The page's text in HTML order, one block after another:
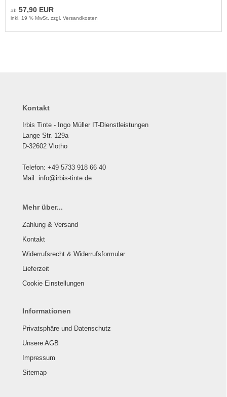
ab 57,90 EUR
inkl. 19 % MwSt. zzgl. Versandkosten
Kontakt
Irbis Tinte - Ingo Müller IT-Dienstleistungen
Lange Str. 129a
D-32602 Vlotho
Telefon: +49 5733 918 66 40
Mail: info@irbis-tinte.de
Mehr über...
Zahlung & Versand
Kontakt
Widerrufsrecht & Widerrufsformular
Lieferzeit
Cookie Einstellungen
Informationen
Privatsphäre und Datenschutz
Unsere AGB
Impressum
Sitemap